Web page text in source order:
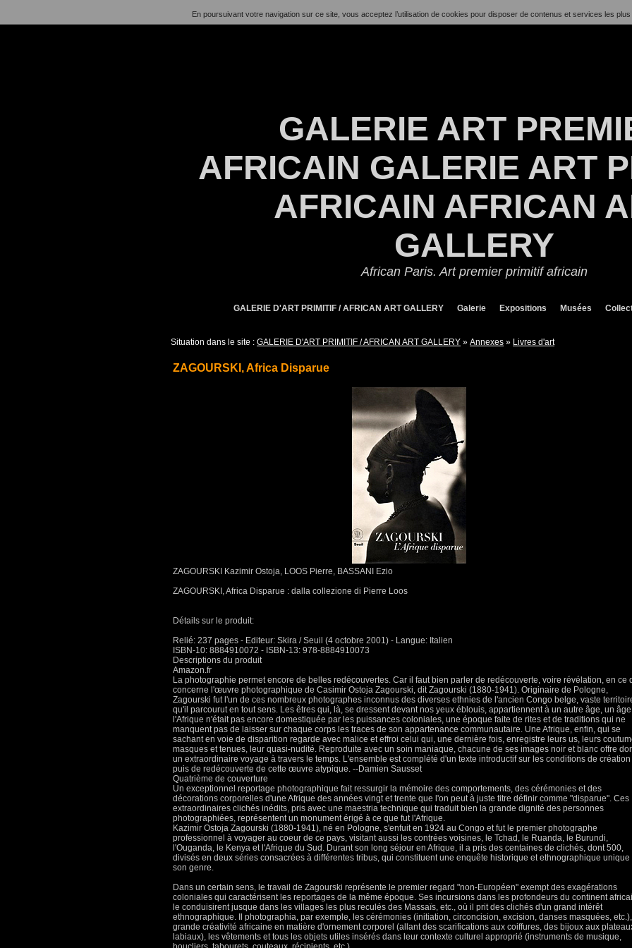
En poursuivant votre navigation sur ce site, vous acceptez l’utilisation de cookies pour disposer de contenus et services les
GALERIE ART
AFRICAIN GALERIE ART
AFRICAIN AFRICAN
GALLERY
African Paris. Art premier primitif africain
GALERIE D'ART PRIMITIF / AFRICAN ART GALLERY Galerie Expositions Musées
Situation dans le site : GALERIE D'ART PRIMITIF / AFRICAN ART GALLERY » Annexes » Livres d'art
ZAGOURSKI, Africa Disparue
ZAGOURSKI Kazimir Ostoja, LOOS Pierre, BASSANI Ezio
ZAGOURSKI, Africa Disparue : dalla collezione di Pierre Loos
Détails sur le produit:
Relié: 237 pages - Editeur: Skira / Seuil (4 octobre 2001) - Langue: Italien
ISBN-10: 8884910072 - ISBN-13: 978-8884910073
Descriptions du produit
Amazon.fr
La photographie permet encore de belles redécouvertes. Car il faut bien parler de redécouverte, voire révélation, en ce
concerne l'œuvre photographique de Casimir Ostoja Zagourski, dit Zagourski (1880-1941). Originaire de Pologne,
Zagourski fut l'un de ces nombreux photographes inconnus des diverses ethnies de l'ancien Congo belge, vaste
qu'il parcourut en tout sens. Les êtres qui, là, se dressent devant nos yeux éblouis, appartiennent à un autre âge, un
l'Afrique n'était pas encore domestiquée par les puissances coloniales, une époque faite de rites et de traditions qui ne
manquent pas de laisser sur chaque corps les traces de son appartenance communautaire. Une Afrique, enfin, qui se
sachant en voie de disparition regarde avec malice et effroi celui qui, une dernière fois, enregistre leurs us, leurs
masques et tenues, leur quasi-nudité. Reproduite avec un soin maniaque, chacune de ses images noir et blanc offre
un extraordinaire voyage à travers le temps. L'ensemble est complété d'un texte introductif sur les conditions de création
puis de redécouverte de cette œuvre atypique. --Damien Sausset
Quatrième de couverture
Un exceptionnel reportage photographique fait ressurgir la mémoire des comportements, des cérémonies et des
décorations corporelles d'une Afrique des années vingt et trente que l'on peut à juste titre définir comme "disparue". Ces
extraordinaires clichés inédits, pris avec une maestria technique qui traduit bien la grande dignité des personnes
photographiées, représentent un monument érigé à ce que fut l'Afrique.
Kazimir Ostoja Zagourski (1880-1941), né en Pologne, s'enfuit en 1924 au Congo et fut le premier photographe
professionnel à voyager au coeur de ce pays, visitant aussi les contrées voisines, le Tchad, le Ruanda, le Burundi,
l'Ouganda, le Kenya et l'Afrique du Sud. Durant son long séjour en Afrique, il a pris des centaines de clichés, dont 500,
divisés en deux séries consacrées à différentes tribus, qui constituent une enquête historique et ethnographique unique
son genre.
Dans un certain sens, le travail de Zagourski représente le premier regard "non-Européen" exempt des exagérations
coloniales qui caractérisent les reportages de la même époque. Ses incursions dans les profondeurs du continent
le conduisirent jusque dans les villages les plus reculés des Massaïs, etc., où il prit des clichés d'un grand intérêt
ethnographique. Il photographia, par exemple, les cérémonies (initiation, circoncision, excision, danses masquées,
grande créativité africaine en matière d'ornement corporel (allant des scarifications aux coiffures, des bijoux aux
labiaux), les vêtements et tous les objets utiles insérés dans leur contexte culturel approprié (instruments de musique,